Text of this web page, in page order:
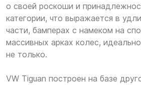
о своей роскоши и
категории, что выражается в
части, бамперах с намеком на
массивных арках колес,
не только.
VW Tiguan построен на базе